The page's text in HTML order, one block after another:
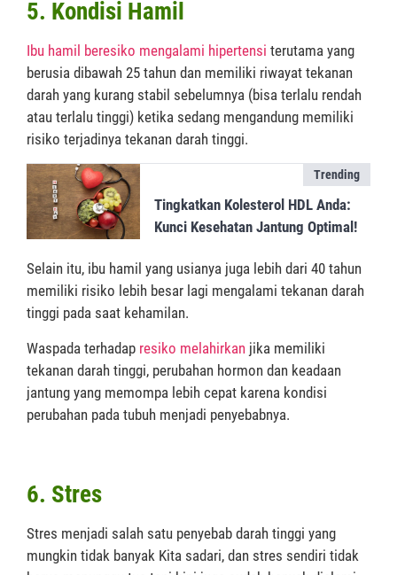
5. Kondisi Hamil
Ibu hamil beresiko mengalami hipertensi terutama yang
berusia dibawah 25 tahun dan memiliki riwayat tekanan
darah yang kurang stabil sebelumnya (bisa terlalu rendah
atau terlalu tinggi) ketika sedang mengandung memiliki
risiko terjadinya tekanan darah tinggi.
Trending
Tingkatkan Kolesterol HDL Anda:
Kunci Kesehatan Jantung Optimal!
Selain itu, ibu hamil yang usianya juga lebih dari 40 tahun
memiliki risiko lebih besar lagi mengalami tekanan darah
tinggi pada saat kehamilan.
Waspada terhadap resiko melahirkan jika memiliki
tekanan darah tinggi, perubahan hormon dan keadaan
jantung yang memompa lebih cepat karena kondisi
perubahan pada tubuh menjadi penyebabnya.
6. Stres
Stres menjadi salah satu penyebab darah tinggi yang
mungkin tidak banyak Kita sadari, dan stres sendiri tidak